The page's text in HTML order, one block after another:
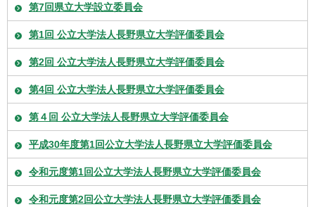
第7回県立大学設立委員会
第1回 公立大学法人長野県立大学評価委員会
第2回 公立大学法人長野県立大学評価委員会
第4回 公立大学法人長野県立大学評価委員会
第４回 公立大学法人長野県立大学評価委員会
平成30年度第1回公立大学法人長野県立大学評価委員会
令和元度第1回公立大学法人長野県立大学評価委員会
令和元度第2回公立大学法人長野県立大学評価委員会